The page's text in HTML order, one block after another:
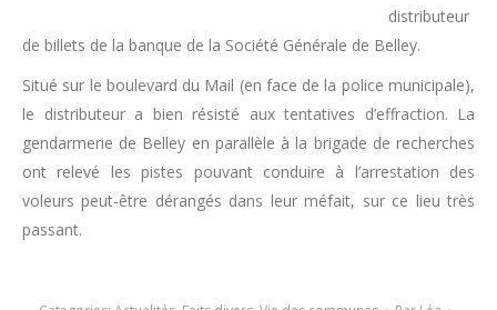
distributeur
de billets de la banque de la Société Générale de Belley.
Situé sur le boulevard du Mail (en face de la police municipale),
le distributeur a bien résisté aux tentatives d’effraction. La
gendarmerie de Belley en parallèle à la brigade de recherches
ont relevé les pistes pouvant conduire à l’arrestation des
voleurs peut-être dérangés dans leur méfait, sur ce lieu très
passant.